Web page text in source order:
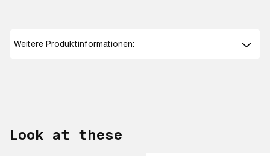
Weitere Produktinformationen:
Look at these